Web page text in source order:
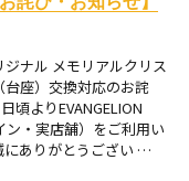
ジナル メモリアルクリス
座）交換対応のお詫
頃よりEVANGELION
ン・実店舗）をご利用い
にありがとうござい …
STOREオリジナル メモ